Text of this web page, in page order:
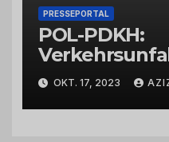
PRESSEPORTAL
POL-PDKH:
OKT. 17, 2023